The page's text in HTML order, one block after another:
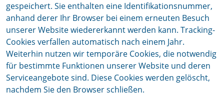
gespeichert. Sie enthalten eine Identifikationsnummer,
anhand derer Ihr Browser bei einem erneuten Besuch
unserer Website wiedererkannt werden kann. Tracking-
Cookies verfallen automatisch nach einem Jahr.
Weiterhin nutzen wir temporäre Cookies, die notwendig
für bestimmte Funktionen unserer Website und deren
Serviceangebote sind. Diese Cookies werden gelöscht,
nachdem Sie den Browser schließen.